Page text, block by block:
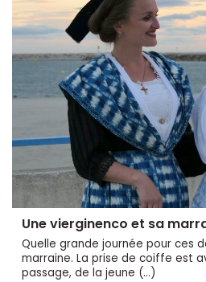
Une vierginenco et sa
Quelle grande journée pour ces
marraine. La prise de coiffe est
passage, de la jeune (…)